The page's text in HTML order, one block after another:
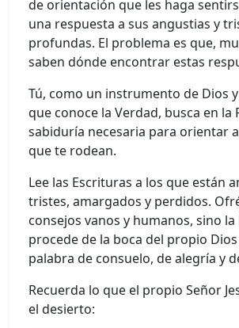
de orientación que les haga
una respuesta a sus angustias y
profundas. El problema es que,
saben dónde encontrar estas
Tú, como un instrumento de Dios
que conoce la Verdad, busca en la
sabiduría necesaria para orientar
que te rodean.
Lee las Escrituras a los que están
tristes, amargados y perdidos.
consejos vanos y humanos, sino
procede de la boca del propio
palabra de consuelo, de alegría y
Recuerda lo que el propio Señor
el desierto: